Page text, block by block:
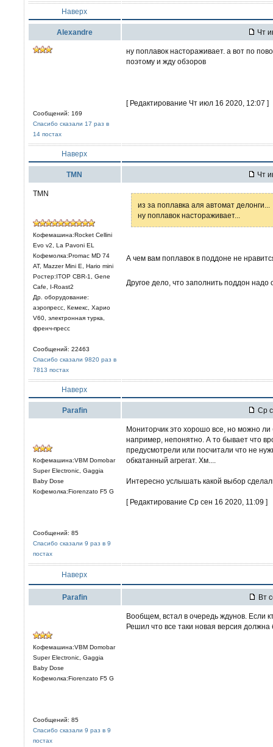
Наверх
Alexandre Чт
Сообщений: 169
Спасибо сказали 17 раз в
14 постах
ну поплавок настораживает. а вот по
поэтому и жду обзоров
[ Редактирование Чт июл 16 2020, 12:07 ]
Наверх
TMN Чт
TMN
Кофемашина:Rocket Cellini
Evo v2, La Pavoni EL
Кофемолка:Promac MD 74
AT, Mazzer Mini E, Hario mini
Ростер:ITOP CBR-1, Gene
Cafe, I-Roast2
Др. оборудование:
аэропресс, Кемекс, Харио
V60, электронная турка,
френч-пресс
Сообщений: 22463
Спасибо сказали 9820 раз в
7813 постах
из за поплавка аля автомат делонги...
ну поплавок настораживает...
А чем вам поплавок в поддоне не
Другое дело, что заполнить поддон
Наверх
Parafin Ср
Кофемашина:VBM Domobar
Super Electronic, Gaggia
Baby Dose
Кофемолка:Fiorenzato F5 G
Сообщений: 85
Спасибо сказали 9 раз в 9
постах
Мониторчик это хорошо все, но можно
например, непонятно. А то бывает что
предусмотрели или посчитали что не
обкатанный агрегат. Хм....
Интересно услышать какой выбор
[ Редактирование Ср сен 16 2020, 11:09 ]
Наверх
Parafin Вт
Кофемашина:VBM Domobar
Super Electronic, Gaggia
Baby Dose
Кофемолка:Fiorenzato F5 G
Сообщений: 85
Спасибо сказали 9 раз в 9
постах
Вообщем, встал в очередь ждунов. Если
Решил что все таки новая версия